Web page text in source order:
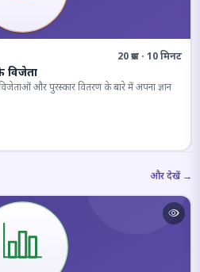
20 प्रश्न · 10 मिनट
विजेता
और पुरस्कार वितरण के बारे में अपना ज्ञान
और देखें →